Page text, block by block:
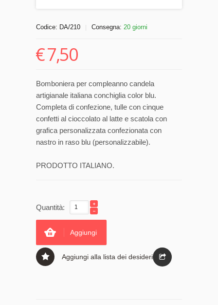
Codice: DA/210 Consegna: 20 giorni
€7,50
Bomboniera per compleanno candela
artigianale italiana conchiglia color blu.
Completa di confezione, tulle con cinque
confetti al cioccolato al latte e scatola con
grafica personalizzata confezionata con
nastro in raso blu (personalizzabile).
PRODOTTO ITALIANO.
Quantità:
Aggiungi
Aggiungi alla lista dei desideri